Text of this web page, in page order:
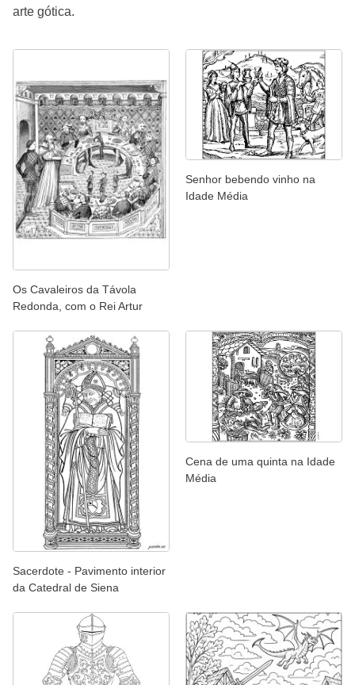
arte gótica.
Os Cavaleiros da Távola
Redonda, com o Rei Artur
Senhor bebendo vinho na
Idade Média
Sacerdote - Pavimento interior
da Catedral de Siena
Cena de uma quinta na Idade
Média